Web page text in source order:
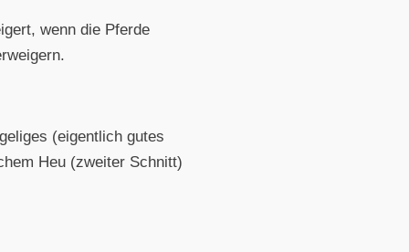
wenn die Pferde
(eigentlich gutes
Heu (zweiter Schnitt)